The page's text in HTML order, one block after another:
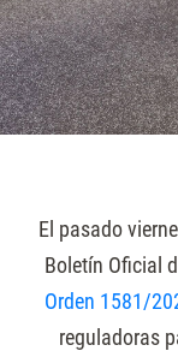
El pasado
Boletín Oficial
Orden 1581/
reguladoras